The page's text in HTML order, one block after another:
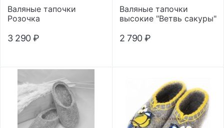
Валяные тапочки
Розочка
3 290 ₽
Валяные тапочки
высокие "Ветвь сакуры"
2 790 ₽